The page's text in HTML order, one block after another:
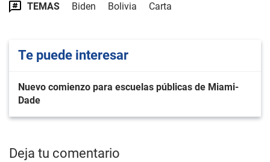
TEMAS Biden Bolivia Carta
Te puede interesar
Nuevo comienzo para escuelas públicas de Miami-
Dade
Deja tu comentario